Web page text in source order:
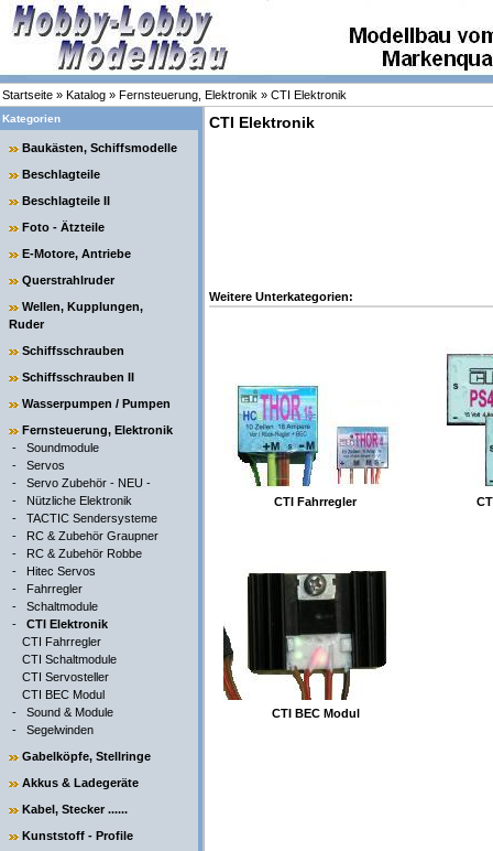
Startseite » Katalog » Fernsteuerung, Elektronik » CTI Elektronik
Kategorien
Baukästen, Schiffsmodelle
Beschlagteile
Beschlagteile II
Foto - Ätzteile
E-Motore, Antriebe
Querstrahlruder
Wellen, Kupplungen,
Ruder
Schiffsschrauben
Schiffsschrauben II
Wasserpumpen / Pumpen
Fernsteuerung, Elektronik
- Soundmodule
- Servos
- Servo Zubehör - NEU -
- Nützliche Elektronik
- TACTIC Sendersysteme
- RC & Zubehör Graupner
- RC & Zubehör Robbe
- Hitec Servos
- Fahrregler
- Schaltmodule
- CTI Elektronik
CTI Fahrregler
CTI Schaltmodule
CTI Servosteller
CTI BEC Modul
- Sound & Module
- Segelwinden
Gabelköpfe, Stellringe
Akkus & Ladegeräte
Kabel, Stecker ......
Kunststoff - Profile
CTI Elektronik
Weitere Unterkategorien:
CTI Fahrregler
CTI BEC Modul